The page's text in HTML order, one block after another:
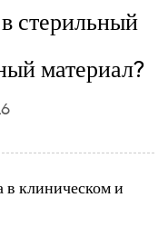
стерильный
материал?
в клиническом и